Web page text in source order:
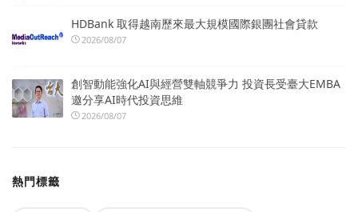
HDBank 取得越南歷來最大規模國際銀團社會貸款
2026/08/07
創智動能強化AI與經營雙軸競爭力 投資長受臺大EMBA
邀分享AI時代投資思維
2026/08/07
熱門標籤